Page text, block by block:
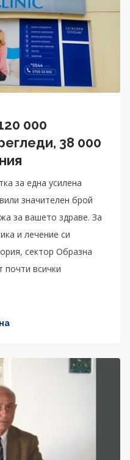
000
38 000
за една усилена
значителен брой
за вашето здраве. За
и лечение си
сектор Образна
почти всички